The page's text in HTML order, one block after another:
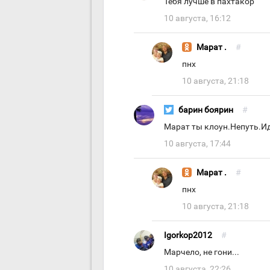
10 августа, 16:12
Марат . #
пнх
10 августа, 21:18
барин боярин #
Марат ты
10 августа, 17:44
Марат . #
пнх
10 августа, 21:18
Igorkop2012 #
Марчело, не гони...